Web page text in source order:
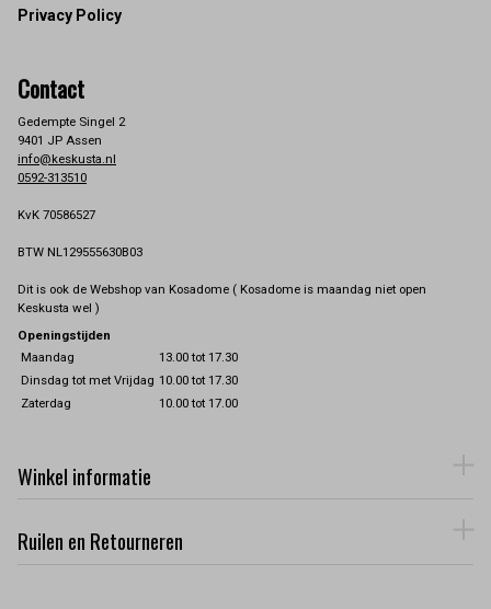
Privacy Policy
Contact
Gedempte Singel 2
9401 JP Assen
info@keskusta.nl
0592-313510
KvK 70586527
BTW NL129555630B03
Dit is ook de Webshop van Kosadome ( Kosadome is maandag niet open
Keskusta wel )
Openingstijden
Maandag
13.00 tot 17.30
Dinsdag tot met Vrijdag 10.00 tot 17.30
Zaterdag
10.00 tot 17.00
Winkel informatie
Ruilen en Retourneren